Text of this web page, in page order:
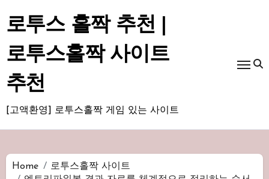
content
로투스 홀짝 추천 |
로투스홀짝 사이트
추천
[고액환영] 로투스홀짝 게임 있는 사이트
Home
로투스홀짝 사이트